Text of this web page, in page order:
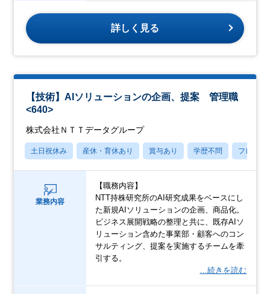
詳しく見る
【技術】AIソリューションの企画、提案 管理職
<640>
株式会社ＮＴＴデータグループ
土日祝休み 産休・育休あり 賞与あり 学歴不問 フレック
業務内容
【職務内容】
NTT持株研究所のAI研究成果をベースにし
た新規AIソリューションの企画、商品化。
ビジネス展開戦略の整理と共に、既存AIソ
リューション含めた事業部・顧客へのコン
サルティング、提案を実施するチームを牽
引する。
…続きを読む